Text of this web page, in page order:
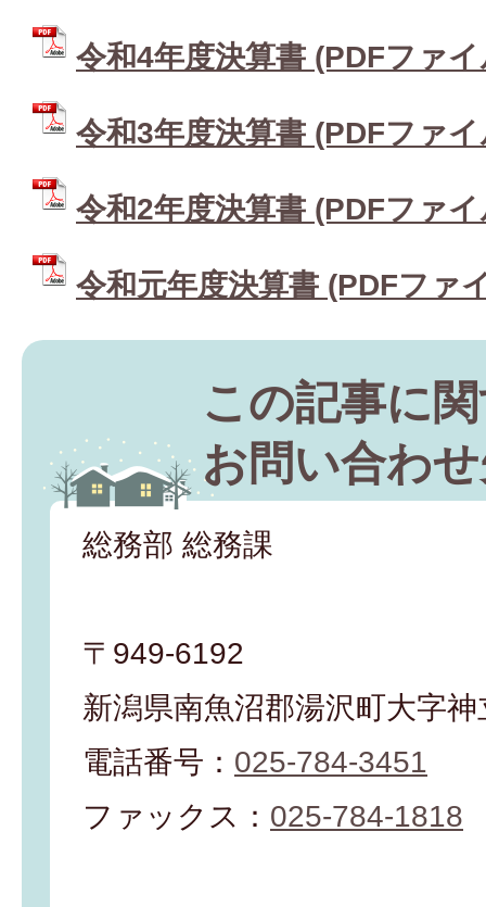
令和4年度決算書 (PDFファ
令和3年度決算書 (PDFファ
令和2年度決算書 (PDFファ
令和元年度決算書 (PDFファ
この記事に
お問い合わ
総務部 総務課
〒949-6192
新潟県南魚沼郡湯沢町大字
電話番号： 025-784-3451
ファックス： 025-784-1818